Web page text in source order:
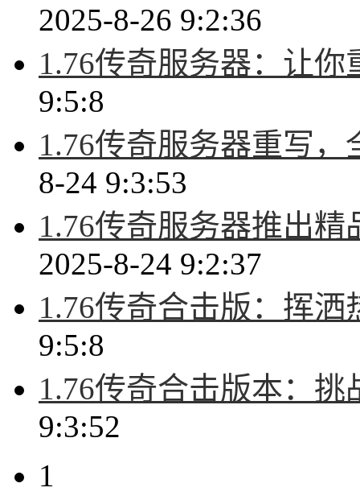
2025-8-26 9:2:36
1.76传奇服务器：让
9:5:8
1.76传奇服务器重写
8-24 9:3:53
1.76传奇服务器推出
2025-8-24 9:2:37
1.76传奇合击版：挥
9:5:8
1.76传奇合击版本：
9:3:52
1